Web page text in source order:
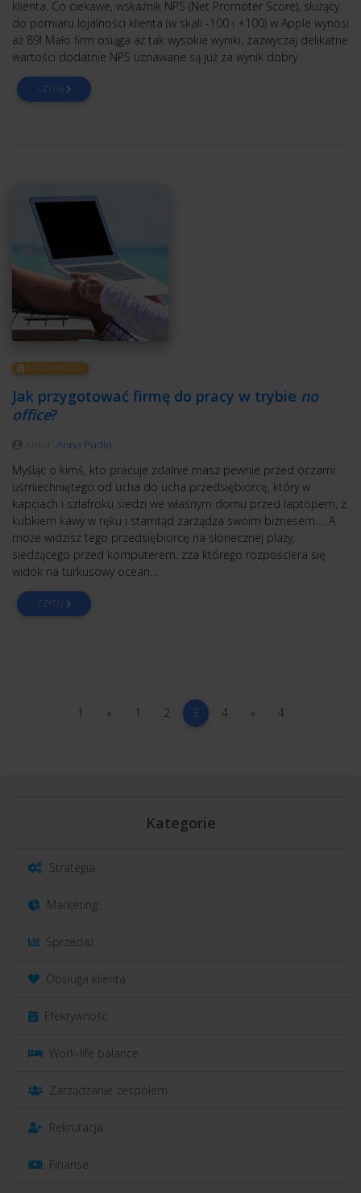
klienta. Co ciekawe, wskaźnik NPS (Net Promoter Score), służący
do pomiaru lojalności klienta (w skali -100 i +100) w Apple wynosi
aż 89! Mało firm osiąga aż tak wysokie wyniki, zazwyczaj delikatne
wartości dodatnie NPS uznawane są już za wynik dobry
CZYTAJ
EFEKTYWNOŚĆ
Jak przygotować firmę do pracy w trybie no
office?
Anna Pudło
Myśląc o kimś, kto pracuje zdalnie masz pewnie przed oczami
uśmiechniętego od ucha do ucha przedsiębiorcę, który w
kapciach i szlafroku siedzi we własnym domu przed laptopem, z
kubkiem kawy w ręku i stamtąd zarządza swoim biznesem…. A
może widzisz tego przedsiębiorcę na słonecznej plaży,
siedzącego przed komputerem, zza którego rozpościera się
widok na turkusowy ocean…
CZYTAJ
1 «poprzednia
1 22 3(current)
44 »następna
44
Kategorie
Strategia
Marketing
Sprzedaż
Obsługa klienta
Efektywność
Work-life balance
Zarządzanie zespołem
Rekrutacja
Finanse